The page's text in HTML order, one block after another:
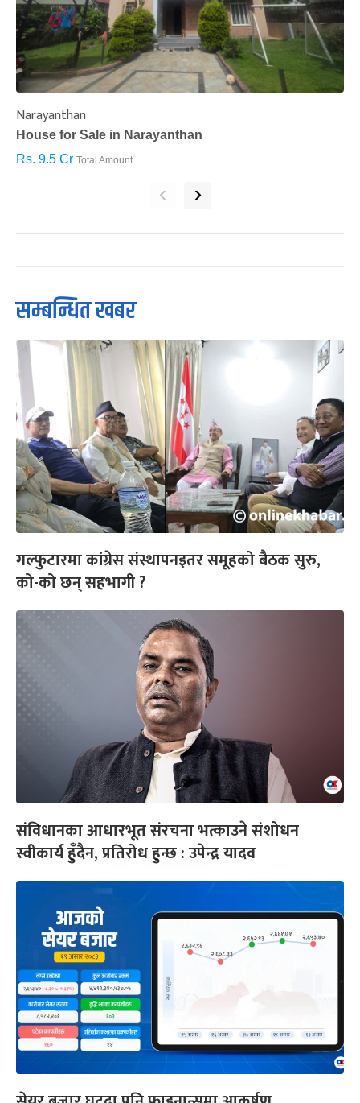
Narayanthan
House for Sale in Narayanthan
Rs. 9.5 Cr Total Amount
‹ ›
सम्बन्धित खबर
गल्फुटारमा कांग्रेस संस्थापनइतर समूहको बैठक सुरु,
को-को छन् सहभागी ?
संविधानका आधारभूत संरचना भत्काउने संशोधन
स्वीकार्य हुँदैन, प्रतिरोध हुन्छ : उपेन्द्र यादव